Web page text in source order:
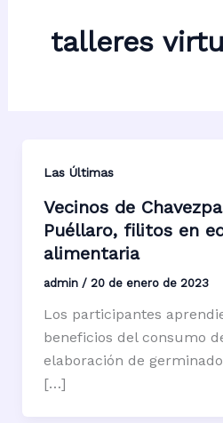
talleres
Las Últimas
Vecinos de
Puéllaro, filitos en
alimentaria
admin / 20 de enero de 2023
Los participantes
beneficios del consumo
elaboración de
[…]